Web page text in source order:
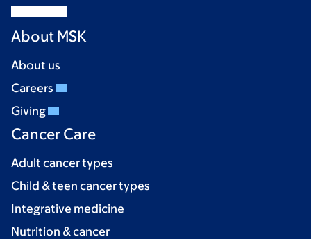
About MSK
About us
Careers
Giving
Cancer Care
Adult cancer types
Child & teen cancer types
Integrative medicine
Nutrition & cancer